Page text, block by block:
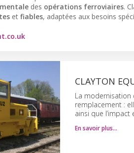
des opérations ferroviaires.
et fiables, adaptées aux besoins
CLAYTON
La
remplacement :
ainsi que l’impact
En savoir plus…